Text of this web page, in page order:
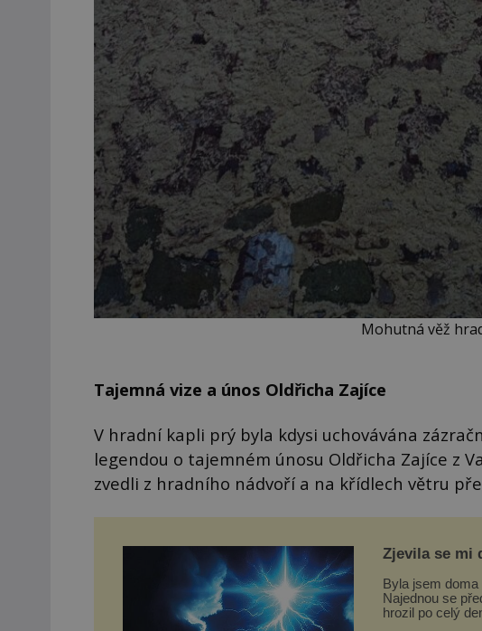
Mohutná věž
Tajemná vize a únos Oldřicha Zajíce
V hradní kapli prý byla kdysi uchovávána
legendou o tajemném únosu Oldřicha Zajíce z
zvedli z hradního nádvoří a na křídlech větru
Zjevila se mi
Byla jsem
Najednou se
hrozil po celý